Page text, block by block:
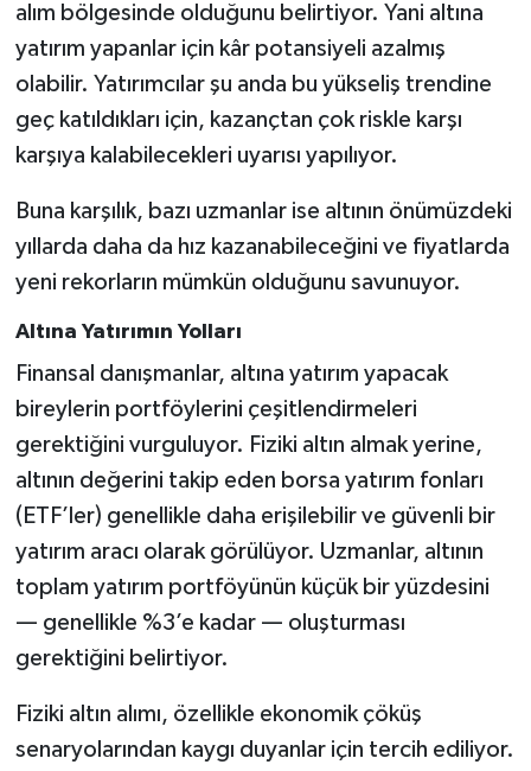
alım bölgesinde olduğunu belirtiyor. Yani altına
yatırım yapanlar için kâr potansiyeli azalmış
olabilir. Yatırımcılar şu anda bu yükseliş trendine
geç katıldıkları için, kazançtan çok riskle karşı
karşıya kalabilecekleri uyarısı yapılıyor.
Buna karşılık, bazı uzmanlar ise altının önümüzdeki
yıllarda daha da hız kazanabileceğini ve fiyatlarda
yeni rekorların mümkün olduğunu savunuyor.
Altına Yatırımın Yolları
Finansal danışmanlar, altına yatırım yapacak
bireylerin portföylerini çeşitlendirmeleri
gerektiğini vurguluyor. Fiziki altın almak yerine,
altının değerini takip eden borsa yatırım fonları
(ETF’ler) genellikle daha erişilebilir ve güvenli bir
yatırım aracı olarak görülüyor. Uzmanlar, altının
toplam yatırım portföyünün küçük bir yüzdesini
— genellikle %3’e kadar — oluşturması
gerektiğini belirtiyor.
Fiziki altın alımı, özellikle ekonomik çöküş
senaryolarından kaygı duyanlar için tercih ediliyor.